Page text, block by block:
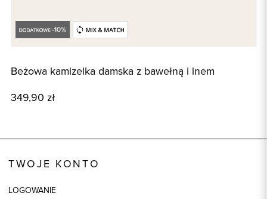
Beżowa kamizelka damska z bawełną i lnem
349,90 zł
TWOJE KONTO
LOGOWANIE